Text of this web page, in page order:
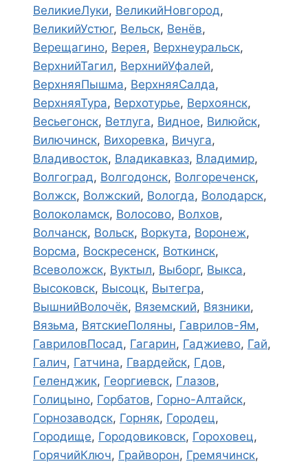
ВеликиеЛуки, ВеликийНовгород,
ВеликийУстюг, Вельск, Венёв,
Верещагино, Верея, Верхнеуральск,
ВерхнийТагил, ВерхнийУфалей,
ВерхняяПышма, ВерхняяСалда,
ВерхняяТура, Верхотурье, Верхоянск,
Весьегонск, Ветлуга, Видное, Вилюйск,
Вилючинск, Вихоревка, Вичуга,
Владивосток, Владикавказ, Владимир,
Волгоград, Волгодонск, Волгореченск,
Волжск, Волжский, Вологда, Володарск,
Волоколамск, Волосово, Волхов,
Волчанск, Вольск, Воркута, Воронеж,
Ворсма, Воскресенск, Воткинск,
Всеволожск, Вуктыл, Выборг, Выкса,
Высоковск, Высоцк, Вытегра,
ВышнийВолочёк, Вяземский, Вязники,
Вязьма, ВятскиеПоляны, Гаврилов-Ям,
ГавриловПосад, Гагарин, Гаджиево, Гай,
Галич, Гатчина, Гвардейск, Гдов,
Геленджик, Георгиевск, Глазов,
Голицыно, Горбатов, Горно-Алтайск,
Горнозаводск, Горняк, Городец,
Городище, Городовиковск, Гороховец,
ГорячийКлюч, Грайворон, Гремячинск,